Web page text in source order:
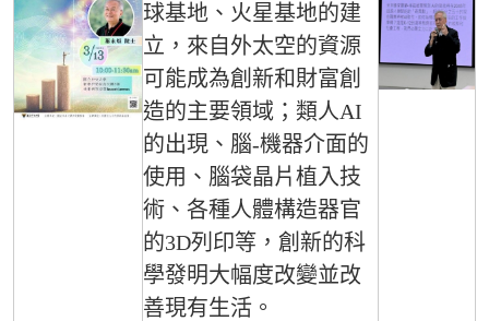
球基地、火星基地的建
立，來自外太空的資源
可能成為創新和財富創
造的主要領域；類人AI
的出現、腦-機器介面的
使用、腦袋晶片植入技
術、各種人體構造器官
的3D列印等，創新的科
學發明大幅度改變並改
善現有生活。